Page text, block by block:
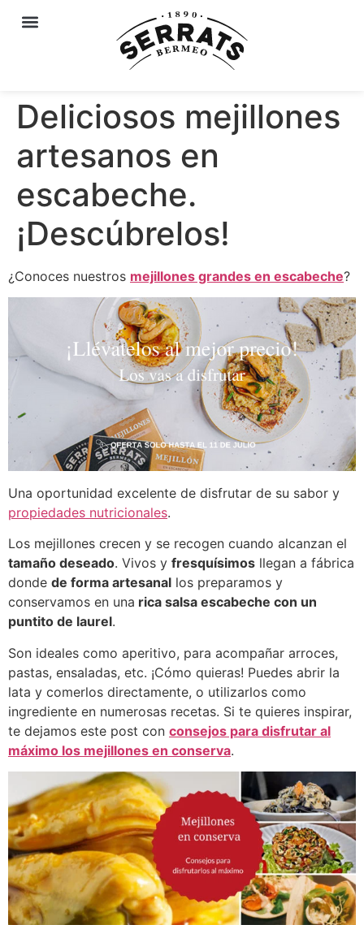
Deliciosos mejillones
artesanos en
escabeche.
¡Descúbrelos!
¿Conoces nuestros mejillones grandes en escabeche?
Una oportunidad excelente de disfrutar de su sabor y
propiedades nutricionales.
Los mejillones crecen y se recogen cuando alcanzan el
tamaño deseado. Vivos y fresquísimos llegan a fábrica
donde de forma artesanal los preparamos y
conservamos en una rica salsa escabeche con un
puntito de laurel.
Son ideales como aperitivo, para acompañar arroces,
pastas, ensaladas, etc. ¡Cómo quieras! Puedes abrir la
lata y comerlos directamente, o utilizarlos como
ingrediente en numerosas recetas. Si te quieres inspirar,
te dejamos este post con consejos para disfrutar al
máximo los mejillones en conserva.